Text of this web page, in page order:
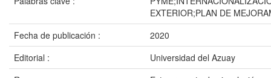
EXTERIOR;PLAN DE
Fecha de publicación :
2020
Editorial :
Universidad del Azuay